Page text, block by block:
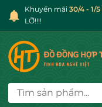
Khuyến mãi
LỠ!!!!